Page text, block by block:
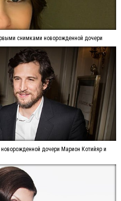
снимками новорожденной дочери
дочери Марион Котийяр и